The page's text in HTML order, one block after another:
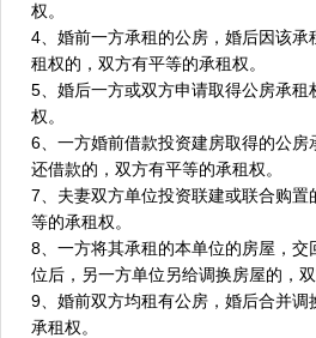
权。
4、婚前一方承租的公房，婚后因该承
租权的，双方有平等的承租权。
5、婚后一方或双方申请取得公房承租
权。
6、一方婚前借款投资建房取得的公房
还借款的，双方有平等的承租权。
7、夫妻双方单位投资联建或联合购置
等的承租权。
8、一方将其承租的本单位的房屋，交
位后，另一方单位另给调换房屋的，
9、婚前双方均租有公房，婚后合并调
承租权。